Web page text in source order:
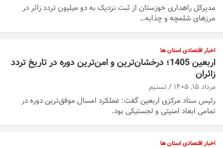
مدیرکل راهداری خوزستان از ثبت نزدیک به دو میلیون تردد زائر در
مرزهای شلمچه و چذابه…
اخبار اقتصادی استان ها
اربعین 1405؛ درخشان‌ترین و امن‌ترین دوره در تاریخ تردد
زائران
مرداد ۱۵, ۱۴۰۵ تسنیم
رئیس ستاد مرکزی اربعین گفت: عملکرد امسال موفق‌ترین دوره در
تمامی ابعاد امنیتی و لجستیکی بود.
اخبار اقتصادی استان ها